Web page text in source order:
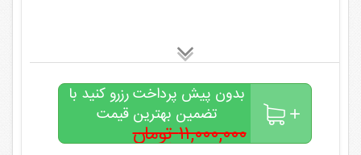
بدون پیش پرداخت رزرو کنید با
تضمین بهترین قیمت
۱۱,۰۰۰,۰۰۰ تومان